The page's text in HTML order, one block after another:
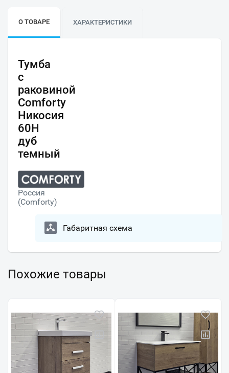
О ТОВАРЕ ХАРАКТЕРИСТИКИ
Тумба
с
раковиной
Comforty
Никосия
60Н
дуб
темный
Россия
(Comforty)
Габаритная схема
Похожие товары